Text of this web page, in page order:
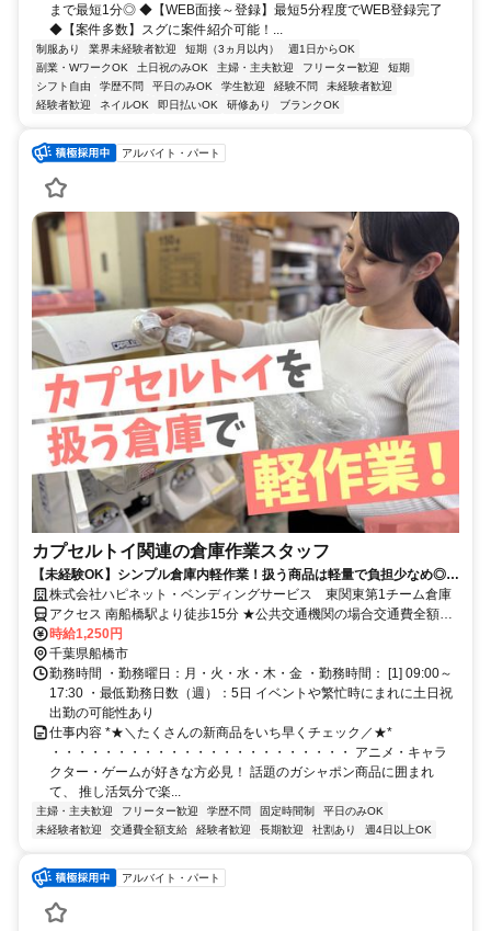
まで最短1分◎ ◆【WEB面接～登録】最短5分程度でWEB登録完了
◆【案件多数】スグに案件紹介可能！...
制服あり 業界未経験者歓迎 短期（3ヵ月以内）
週1日からOK
副業・WワークOK
土日祝のみOK 主婦・主夫歓迎 フリーター歓迎
短期
シフト自由
学歴不問 平日のみOK 学生歓迎 経験不問
未経験者歓迎
経験者歓迎
ネイルOK 即日払いOK 研修あり ブランクOK
アルバイト・パート
カプセルトイ関連の倉庫作業スタッフ
【未経験OK】シンプル倉庫内軽作業！扱う商品は軽量で負担少なめ◎土
日祝は基本お休み♪
株式会社ハピネット・ベンディングサービス 東関東第1チーム倉庫
アクセス 南船橋駅より徒歩15分 ★公共交通機関の場合交通費全額支
給
時給1,250円
千葉県船橋市
勤務時間 ・勤務曜日：月・火・水・木・金 ・勤務時間： [1] 09:00～
17:30 ・最低勤務日数（週）：5日 イベントや繁忙時にまれに土日祝
出勤の可能性あり
仕事内容 *★＼たくさんの新商品をいち早くチェック／★*
・・・・・・・・・・・・・・・・・・・・・・・ アニメ・キャラ
クター・ゲームが好きな方必見！ 話題のガシャポン商品に囲まれ
て、 推し活気分で楽...
主婦・主夫歓迎 フリーター歓迎 学歴不問 固定時間制
平日のみOK
未経験者歓迎
交通費全額支給 経験者歓迎 長期歓迎 社割あり 週4日以上OK
アルバイト・パート